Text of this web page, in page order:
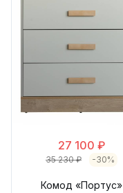
27 100 ₽
35 230 ₽ -30%
Комод «Портус»